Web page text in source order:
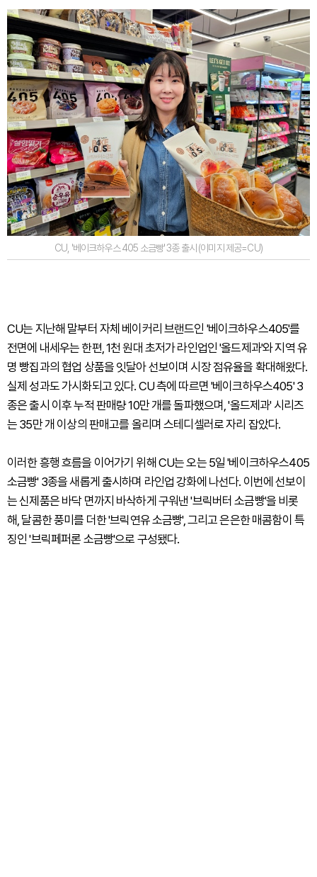
CU, '베이크하우스 405 소금빵' 3종 출시 (이미지 제공=CU)
CU는 지난해 말부터 자체 베이커리 브랜드인 '베이크하우스405'를
전면에 내세우는 한편, 1천 원대 초저가 라인업인 '올드제과'와 지역 유
명 빵집과의 협업 상품을 잇달아 선보이며 시장 점유율을 확대해왔다.
실제 성과도 가시화되고 있다. CU 측에 따르면 '베이크하우스405' 3
종은 출시 이후 누적 판매량 10만 개를 돌파했으며, '올드제과' 시리즈
는 35만 개 이상의 판매고를 올리며 스테디셀러로 자리 잡았다.
이러한 흥행 흐름을 이어가기 위해 CU는 오는 5일 '베이크하우스405
소금빵' 3종을 새롭게 출시하며 라인업 강화에 나선다. 이번에 선보이
는 신제품은 바닥 면까지 바삭하게 구워낸 '브릭버터 소금빵'을 비롯
해, 달콤한 풍미를 더한 '브릭연유 소금빵', 그리고 은은한 매콤함이 특
징인 '브릭페퍼론 소금빵'으로 구성됐다.